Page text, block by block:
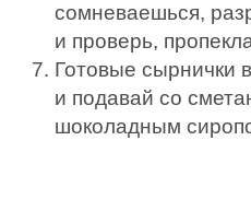
сомневаешься,
и проверь,
Готовые сырнички
и подавай со
шоколадным